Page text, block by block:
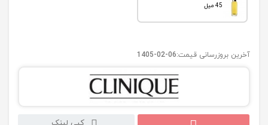
45 میل
آخرین بروزرسانی قیمت:1405-02-06